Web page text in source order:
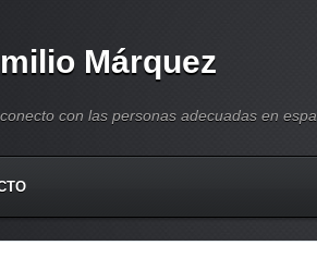
Márquez
con las personas adecuadas en